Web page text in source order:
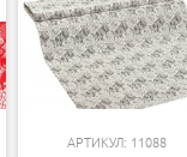
АРТИКУЛ: 11088